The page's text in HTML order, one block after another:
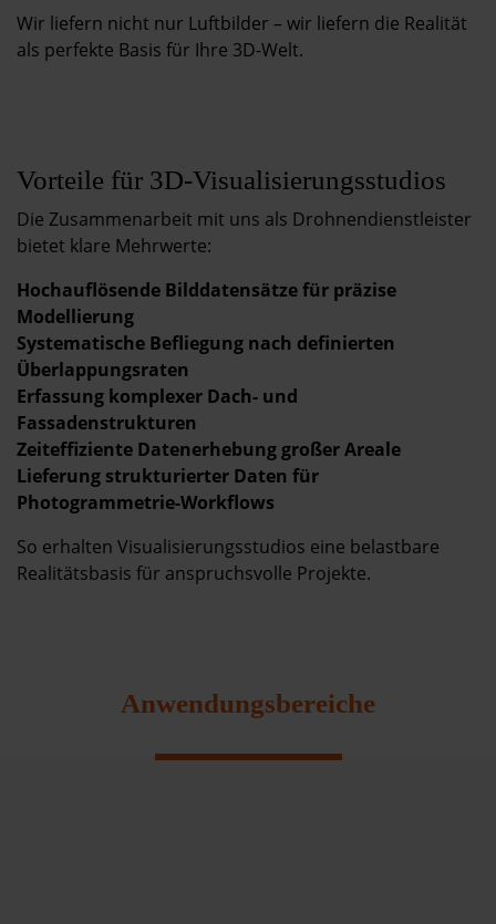
Wir liefern nicht nur Luftbilder – wir liefern die Realität
als perfekte Basis für Ihre 3D-Welt.
Vorteile für 3D-Visualisierungsstudios
Die Zusammenarbeit mit uns als Drohnendienstleister
bietet klare Mehrwerte:
Hochauflösende Bilddatensätze für präzise
Modellierung
Systematische Befliegung nach definierten
Überlappungsraten
Erfassung komplexer Dach- und
Fassadenstrukturen
Zeiteffiziente Datenerhebung großer Areale
Lieferung strukturierter Daten für
Photogrammetrie-Workflows
So erhalten Visualisierungsstudios eine belastbare
Realitätsbasis für anspruchsvolle Projekte.
Anwendungsbereiche